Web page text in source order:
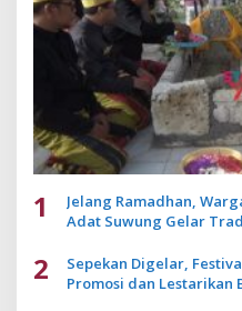
1
Jelang Ramadhan,
Adat Suwung Gelar
2
Sepekan Digelar,
Promosi dan Lestarikan